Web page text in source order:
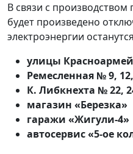
В связи с
будет произведено
электроэнергии
улицы
Ремесленная № 9,
К. Либкнехта № 22,
магазин «Березка»
гаражи «Жигули-4»
автосервис «5-ое